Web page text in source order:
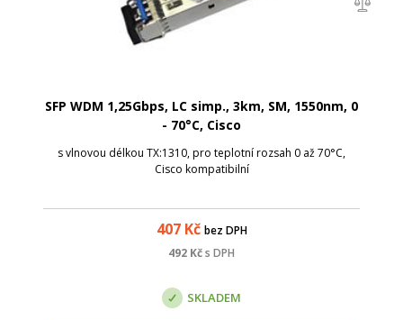
SFP WDM 1,25Gbps, LC simp., 3km, SM, 1550nm, 0
- 70°C, Cisco
s vlnovou délkou TX:1310, pro teplotní rozsah 0 až 70°C,
Cisco kompatibilní
407Kč bez DPH
492 Kčs DPH
SKLADEM